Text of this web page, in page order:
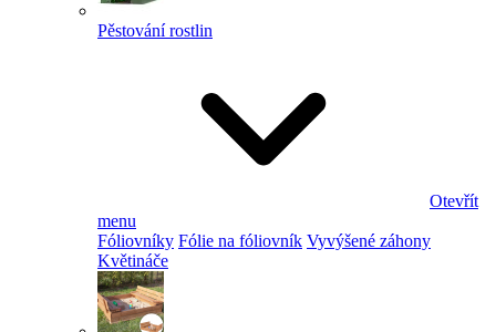
Pěstování rostlin
Otevřít
menu
Fóliovníky Fólie na fóliovník Vyvýšené záhony
Květináče